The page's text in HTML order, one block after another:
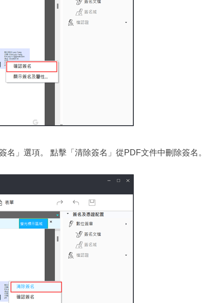
」選項。 點擊「清除簽名」從PDF文件中刪除簽名。